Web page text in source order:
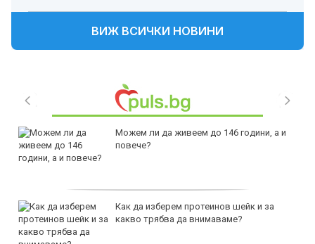
ВИЖ ВСИЧКИ НОВИНИ
Можем ли да живеем до 146 години, а и
повече?
Как да изберем протеинов шейк и за
какво трябва да внимаваме?